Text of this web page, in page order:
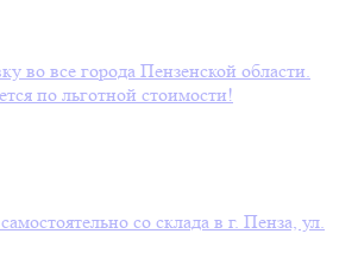
во все города Пензенской области.
по льготной стоимости!
со склада в г. Пенза, ул.